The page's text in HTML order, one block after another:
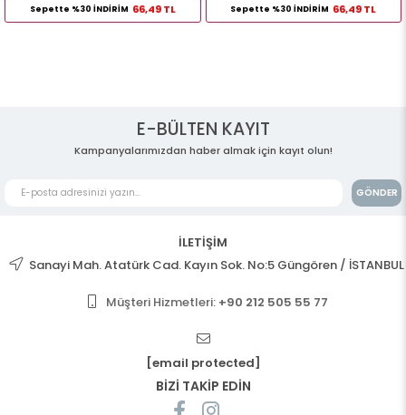
Sepette %30 İNDİRİM 66,49 TL Sepette %30 İNDİRİM 66,49 TL
E-BÜLTEN KAYIT
Kampanyalarımızdan haber almak için kayıt olun!
GÖNDER
İLETİŞİM
Sanayi Mah. Atatürk Cad. Kayın Sok. No:5 Güngören / İSTANBUL
Müşteri Hizmetleri: +90 212 505 55 77
[email protected]
BİZİ TAKİP EDİN